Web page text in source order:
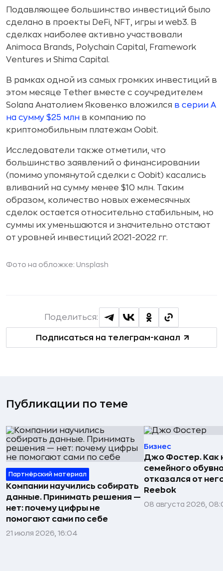
Подавляющее большинство инвестиций было
сделано в проекты DeFi, NFT, игры и web3. В
сделках наиболее активно участвовали
Animoca Brands, Polychain Capital, Framework
Ventures и Shima Capital.
В рамках одной из самых громких инвестиций в
этом месяце Tether вместе с соучредителем
Solana Анатолием Яковенко вложился в серии A
на сумму $25 млн в компанию по
криптомобильным платежам Oobit.
Исследователи также отметили, что
большинство заявлений о финансировании
(помимо упомянутой сделки с Oobit) касались
вливаний на сумму менее $10 млн. Таким
образом, количество новых ежемесячных
сделок остается относительно стабильным, но
суммы их уменьшаются и значительно отстают
от уровней инвестиций 2021-2022 гг.
Фото на обложке: Unsplash
Подписаться на телеграм-канал
Поделиться:
Публикации по теме
Партнёрский материал
Компании научились собирать
данные. Принимать решения —
нет: почему цифры не
помогают сами по себе
21 июля 2026, 16:04
Бизнес
Джо Фостер. Как
семейного
отказался от
Reebok
08 августа 2026,